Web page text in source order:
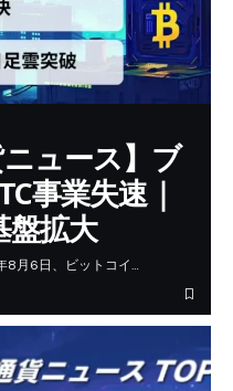
ニュース】ブ
事業失速｜
盤拡大
8月6日、ビットコイ…